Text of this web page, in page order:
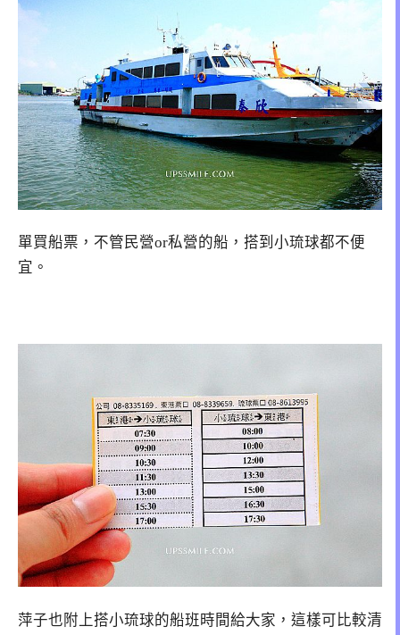
單買船票，不管民營or私營的船，搭到小琉球都不便
宜。
萍子也附上搭小琉球的船班時間給大家，這樣可比較清